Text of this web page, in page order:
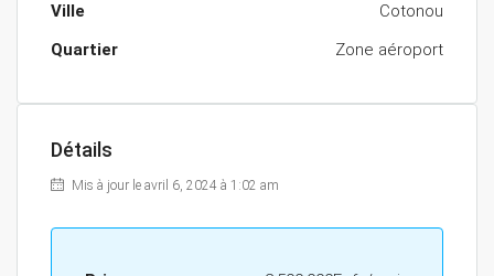
Ville
Cotonou
Quartier
Zone aéroport
Détails
Mis à jour le avril 6, 2024 à 1:02 am